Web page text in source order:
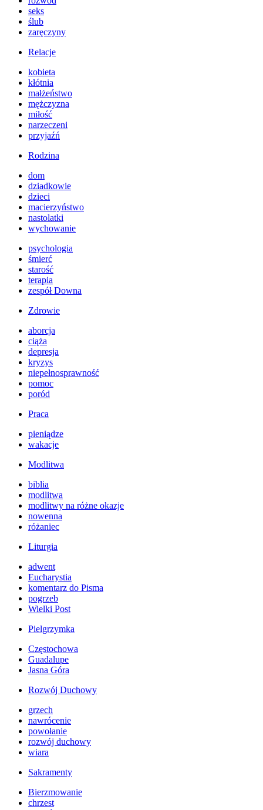
seks
ślub
zaręczyny
Relacje
kobieta
kłótnia
małżeństwo
mężczyzna
miłość
narzeczeni
przyjaźń
Rodzina
dom
dziadkowie
dzieci
macierzyństwo
nastolatki
wychowanie
psychologia
śmierć
starość
terapia
zespół Downa
Zdrowie
aborcja
ciąża
depresja
kryzys
niepełnosprawność
pomoc
poród
Praca
pieniądze
wakacje
Modlitwa
biblia
modlitwa
modlitwy na różne okazje
nowenna
różaniec
Liturgia
adwent
Eucharystia
komentarz do Pisma
pogrzeb
Wielki Post
Pielgrzymka
Częstochowa
Guadalupe
Jasna Góra
Rozwój Duchowy
grzech
nawrócenie
powołanie
rozwój duchowy
wiara
Sakramenty
Bierzmowanie
chrzest